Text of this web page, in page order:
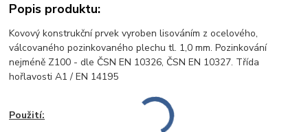
Popis produktu:
Kovový konstrukční prvek vyroben lisováním z ocelového,
válcovaného pozinkovaného plechu tl. 1,0 mm. Pozinkování
nejméně Z100 - dle ČSN EN 10326, ČSN EN 10327. Třída
hořlavosti A1 / EN 14195
Použití: